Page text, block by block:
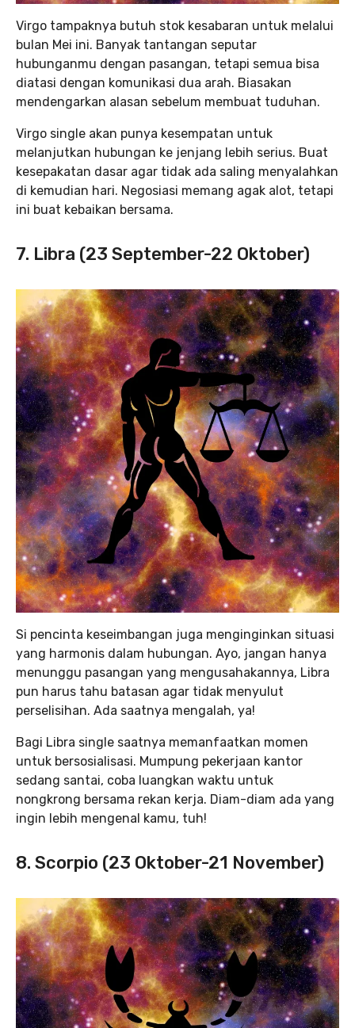
Virgo tampaknya butuh stok kesabaran untuk melalui
bulan Mei ini. Banyak tantangan seputar
hubunganmu dengan pasangan, tetapi semua bisa
diatasi dengan komunikasi dua arah. Biasakan
mendengarkan alasan sebelum membuat tuduhan.
Virgo single akan punya kesempatan untuk
melanjutkan hubungan ke jenjang lebih serius. Buat
kesepakatan dasar agar tidak ada saling menyalahkan
di kemudian hari. Negosiasi memang agak alot, tetapi
ini buat kebaikan bersama.
7. Libra (23 September-22 Oktober)
Si pencinta keseimbangan juga menginginkan situasi
yang harmonis dalam hubungan. Ayo, jangan hanya
menunggu pasangan yang mengusahakannya, Libra
pun harus tahu batasan agar tidak menyulut
perselisihan. Ada saatnya mengalah, ya!
Bagi Libra single saatnya memanfaatkan momen
untuk bersosialisasi. Mumpung pekerjaan kantor
sedang santai, coba luangkan waktu untuk
nongkrong bersama rekan kerja. Diam-diam ada yang
ingin lebih mengenal kamu, tuh!
8. Scorpio (23 Oktober-21 November)